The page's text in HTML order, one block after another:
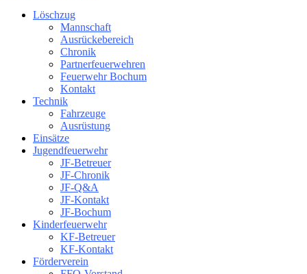
Löschzug
Mannschaft
Ausrückebereich
Chronik
Partnerfeuerwehren
Feuerwehr Bochum
Kontakt
Technik
Fahrzeuge
Ausrüstung
Einsätze
Jugendfeuerwehr
JF-Betreuer
JF-Chronik
JF-Q&A
JF-Kontakt
JF-Bochum
Kinderfeuerwehr
KF-Betreuer
KF-Kontakt
Förderverein